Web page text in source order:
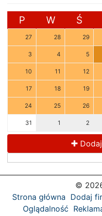
P W Ś
27 28 29
3 4 5
10 11 12
17 18 19
24 25 26
31 1 2
©
Strona główna Dodaj
Oglądalność